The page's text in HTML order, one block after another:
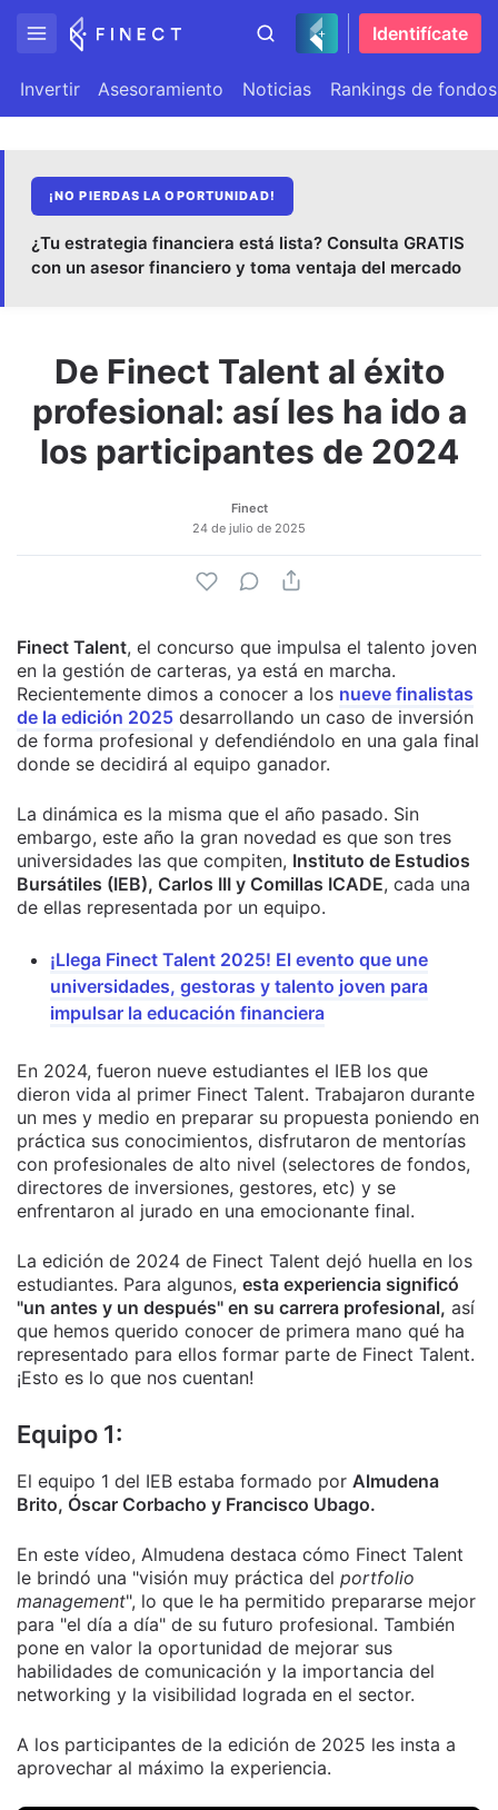
Identifícate
Invertir Asesoramiento Noticias Rankings de fondos
¡NO PIERDAS LA OPORTUNIDAD!
¿Tu estrategia financiera está lista? Consulta GRATIS
con un asesor financiero y toma ventaja del mercado
De Finect Talent al éxito
profesional: así les ha ido a
los participantes de 2024
Finect
24 de julio de 2025
Finect Talent, el concurso que impulsa el talento joven
en la gestión de carteras, ya está en marcha.
Recientemente dimos a conocer a los nueve finalistas
de la edición 2025 desarrollando un caso de inversión
de forma profesional y defendiéndolo en una gala final
donde se decidirá al equipo ganador.
La dinámica es la misma que el año pasado. Sin
embargo, este año la gran novedad es que son tres
universidades las que compiten, Instituto de Estudios
Bursátiles (IEB), Carlos III y Comillas ICADE, cada una
de ellas representada por un equipo.
¡Llega Finect Talent 2025! El evento que une
universidades, gestoras y talento joven para
impulsar la educación financiera
En 2024, fueron nueve estudiantes el IEB los que
dieron vida al primer Finect Talent. Trabajaron durante
un mes y medio en preparar su propuesta poniendo en
práctica sus conocimientos, disfrutaron de mentorías
con profesionales de alto nivel (selectores de fondos,
directores de inversiones, gestores, etc) y se
enfrentaron al jurado en una emocionante final.
La edición de 2024 de Finect Talent dejó huella en los
estudiantes. Para algunos, esta experiencia significó
"un antes y un después" en su carrera profesional, así
que hemos querido conocer de primera mano qué ha
representado para ellos formar parte de Finect Talent.
¡Esto es lo que nos cuentan!
Equipo 1:
El equipo 1 del IEB estaba formado por Almudena
Brito, Óscar Corbacho y Francisco Ubago.
En este vídeo, Almudena destaca cómo Finect Talent
le brindó una "visión muy práctica del portfolio
management", lo que le ha permitido prepararse mejor
para "el día a día" de su futuro profesional. También
pone en valor la oportunidad de mejorar sus
habilidades de comunicación y la importancia del
networking y la visibilidad lograda en el sector.
A los participantes de la edición de 2025 les insta a
aprovechar al máximo la experiencia.